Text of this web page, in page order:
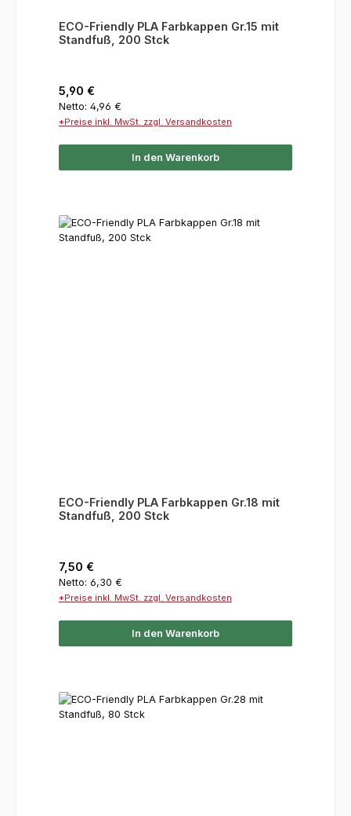
ECO-Friendly PLA Farbkappen Gr.15 mit
Standfuß, 200 Stck
Regulärer Preis:
5,90 €
Netto: 4,96 €
*Preise inkl. MwSt. zzgl. Versandkosten
In den Warenkorb
ECO-Friendly PLA Farbkappen Gr.18 mit
Standfuß, 200 Stck
Regulärer Preis:
7,50 €
Netto: 6,30 €
*Preise inkl. MwSt. zzgl. Versandkosten
In den Warenkorb